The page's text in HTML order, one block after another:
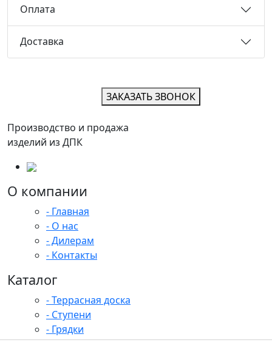
Оплата
Доставка
ЗАКАЗАТЬ ЗВОНОК
Производство и продажа
изделий из ДПК
О компании
- Главная
- О нас
- Дилерам
- Контакты
Каталог
- Террасная доска
- Ступени
- Грядки
- Заборы